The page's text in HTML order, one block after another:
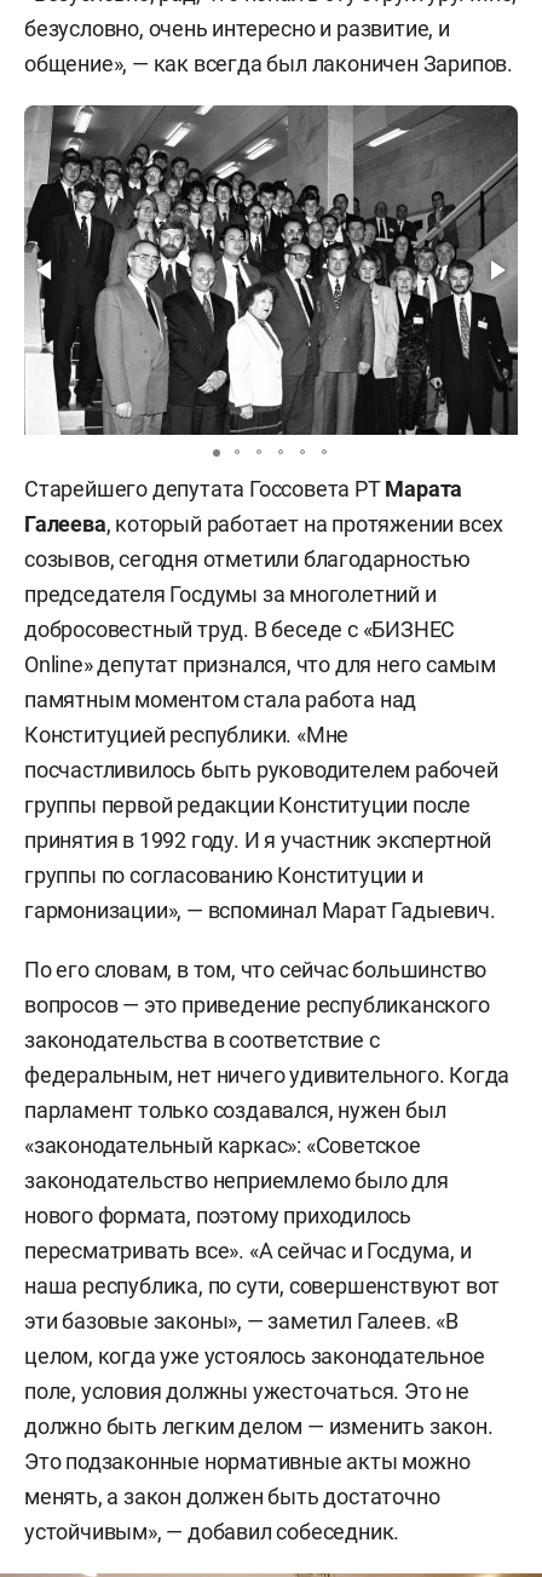
безусловно, очень интересно и развитие, и
общение», — как всегда был лаконичен Зарипов.
Старейшего депутата Госсовета РТМарата
Галеева, который работает на протяжении всех
созывов, сегодня отметили благодарностью
председателя Госдумы за многолетний и
добросовестный труд. В беседе с «БИЗНЕС
Online» депутат признался, что для него самым
памятным моментом стала работа над
Конституцией республики. «Мне
посчастливилось быть руководителем рабочей
группы первой редакции Конституции после
принятия в 1992 году. И я участник экспертной
группы по согласованию Конституции и
гармонизации», — вспоминал Марат Гадыевич.
По его словам, в том, что сейчас большинство
вопросов — это приведение республиканского
законодательства в соответствие с
федеральным, нет ничего удивительного. Когда
парламент только создавался, нужен был
«законодательный каркас»: «Советское
законодательство неприемлемо было для
нового формата, поэтому приходилось
пересматривать все». «А сейчас и Госдума, и
наша республика, по сути, совершенствуют вот
эти базовые законы», — заметил Галеев. «В
целом, когда уже устоялось законодательное
поле, условия должны ужесточаться. Это не
должно быть легким делом — изменить закон.
Это подзаконные нормативные акты можно
менять, а закон должен быть достаточно
устойчивым», — добавил собеседник.